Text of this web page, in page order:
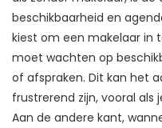
beschikbaarheid en
kiest om een makelaar in
moet wachten op
of afspraken. Dit kan het
frustrerend zijn, vooral als
Aan de andere kant,